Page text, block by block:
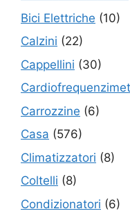
Bici Elettriche (10)
Calzini (22)
Cappellini (30)
Carrozzine (6)
Casa (576)
Climatizzatori (8)
Coltelli (8)
Condizionatori (6)